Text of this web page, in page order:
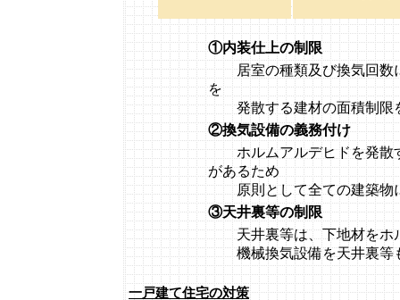
①内装仕上の制限
居室の種類及び換気回数に
を
発散する建材の面積制限
②換気設備の義務付け
ホルムアルデヒドを発散す
があるため
原則として全ての建築物に
③天井裏等の制限
天井裏等は、下地材をホル
機械換気設備を天井裏等
一戸建て住宅の対策